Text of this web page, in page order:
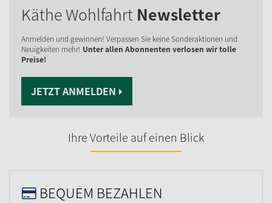
Käthe Wohlfahrt Newsletter
Anmelden und gewinnen! Verpassen Sie keine Sonderaktionen und
Neuigkeiten mehr! Unter allen Abonnenten verlosen wir tolle
Preise!
JETZT ANMELDEN
Ihre Vorteile auf einen Blick
BEQUEM BEZAHLEN